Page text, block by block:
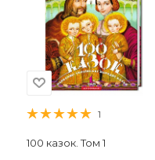
1
100 казок. Том 1